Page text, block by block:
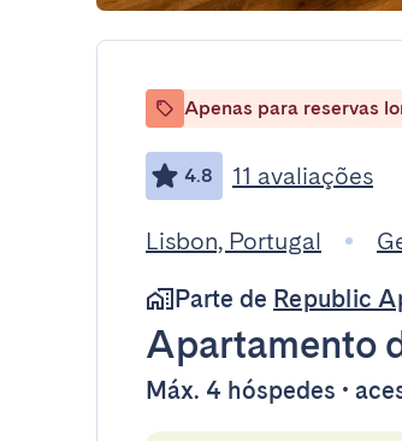
Apenas para reservas
4.8 11 avaliações
Lisbon, Portugal
Parte de Republic
Apartamento
Máx. 4 hóspedes •